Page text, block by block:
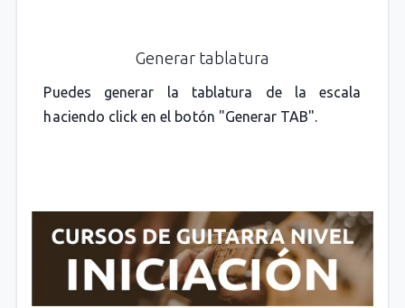
Generar tablatura
Puedes generar la tablatura de la escala
haciendo click en el botón "Generar TAB".